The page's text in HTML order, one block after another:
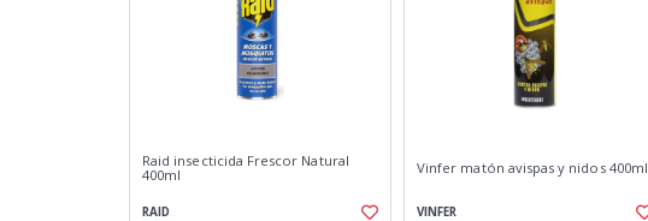
Raid insecticida Frescor Natural
400ml
RAID
Vinfer matón avispas y nidos 400ml
VINFER